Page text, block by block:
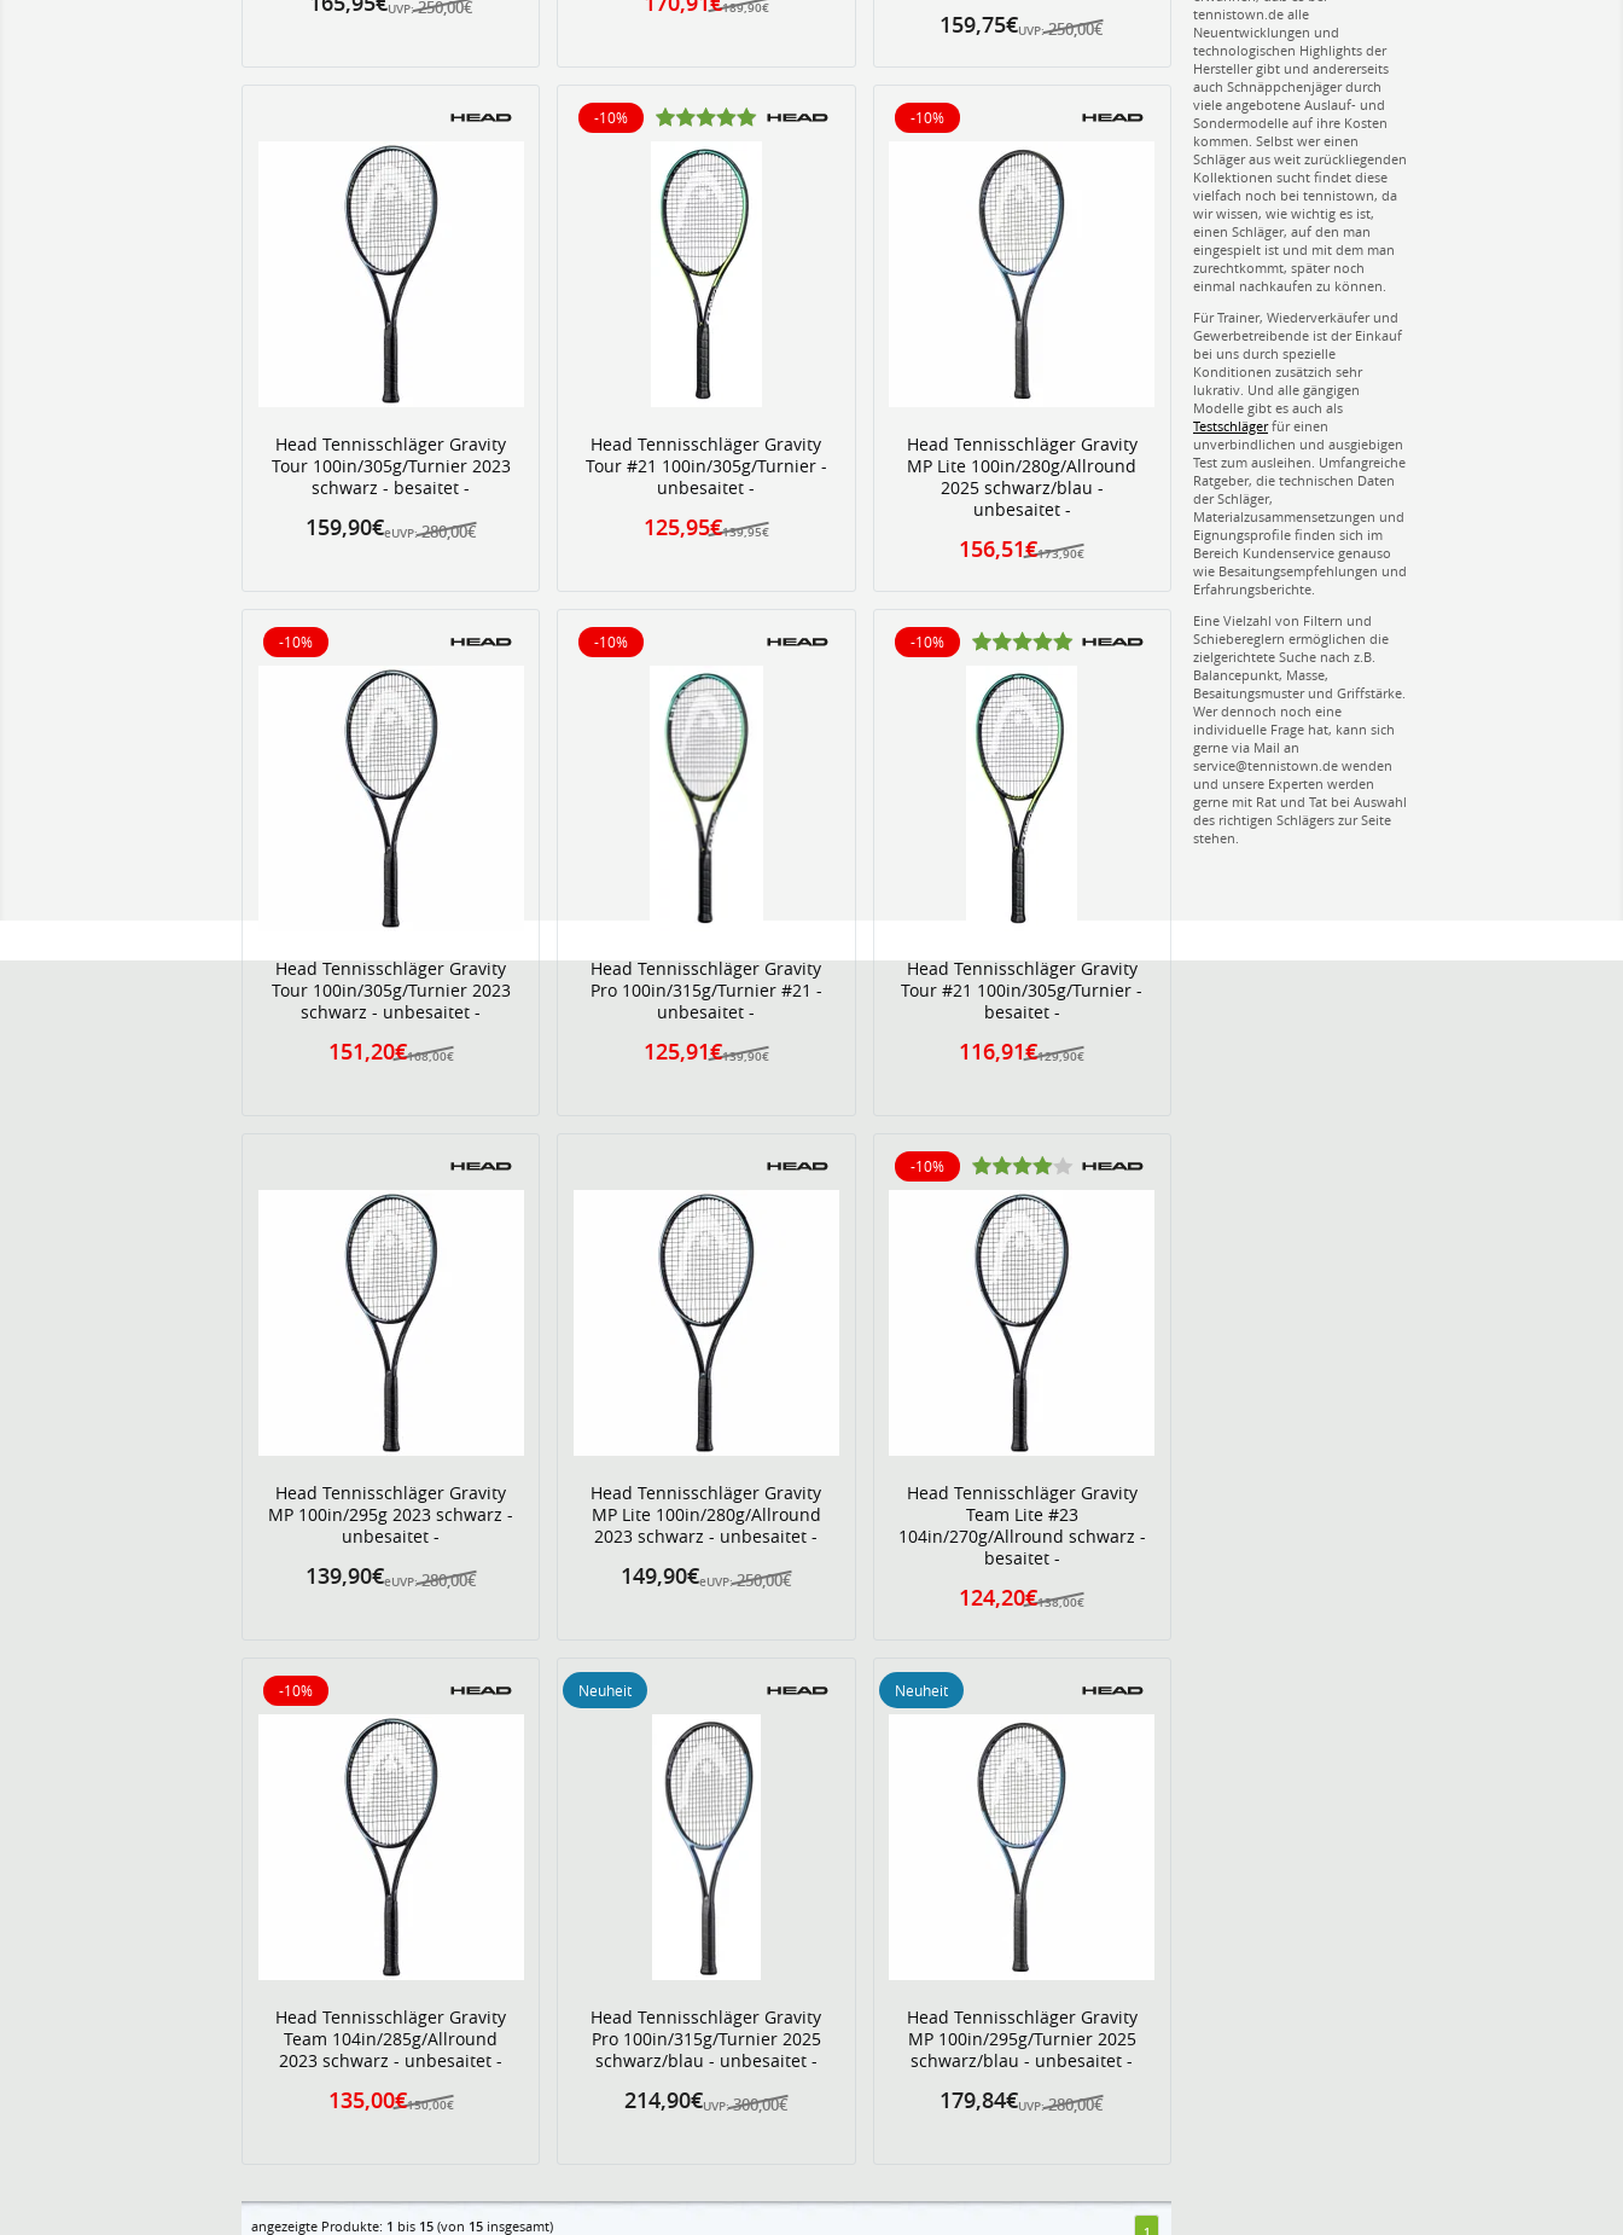
UVP: 250,00€ 189,90€
UVP: 250,00€
159,75€
Head Tennisschläger Gravity
Tour 100in/305g/Turnier 2023
schwarz - besaitet -
eUVP: 280,00€
159,90€
Head Tennisschläger Gravity
Tour #21 100in/305g/Turnier -
unbesaitet -
139,95€
125,95€
-10%
10% reduziert
Head Tennisschläger Gravity
MP Lite 100in/280g/Allround
2025 schwarz/blau -
unbesaitet -
173,90€
156,51€
-10%
10% reduziert
Head Tennisschläger Gravity
Tour 100in/305g/Turnier 2023
schwarz - unbesaitet -
168,00€
151,20€
-10%
10% reduziert
Head Tennisschläger Gravity
Pro 100in/315g/Turnier #21 -
unbesaitet -
139,90€
125,91€
-10%
10% reduziert
Head Tennisschläger Gravity
Tour #21 100in/305g/Turnier -
besaitet -
129,90€
116,91€
-10%
10% reduziert
Head Tennisschläger Gravity
MP 100in/295g 2023 schwarz -
unbesaitet -
eUVP: 280,00€
139,90€
Head Tennisschläger Gravity
MP Lite 100in/280g/Allround
2023 schwarz - unbesaitet -
eUVP: 250,00€
149,90€
Head Tennisschläger Gravity
Team Lite #23
104in/270g/Allround schwarz -
besaitet -
138,00€
124,20€
-10%
10% reduziert
Head Tennisschläger Gravity
Team 104in/285g/Allround
2023 schwarz - unbesaitet -
150,00€
135,00€
-10%
10% reduziert
Head Tennisschläger Gravity
Pro 100in/315g/Turnier 2025
schwarz/blau - unbesaitet -
UVP: 300,00€
214,90€
Neuheit
Head Tennisschläger Gravity
MP 100in/295g/Turnier 2025
schwarz/blau - unbesaitet -
UVP: 280,00€
179,84€
Neuheit
angezeigte Produkte: 1 bis 15 (von 15 insgesamt)
tennistown.de alle
Neuentwicklungen und
technologischen Highlights der
Hersteller gibt und andererseits
auch Schnäppchenjäger durch
viele angebotene Auslauf- und
Sondermodelle auf ihre Kosten
kommen. Selbst wer einen
Schläger aus weit zurückliegenden
Kollektionen sucht findet diese
vielfach noch bei tennistown, da
wir wissen, wie wichtig es ist,
einen Schläger, auf den man
eingespielt ist und mit dem man
zurechtkommt, später noch
einmal nachkaufen zu können.
Für Trainer, Wiederverkäufer und
Gewerbetreibende ist der Einkauf
bei uns durch spezielle
Konditionen zusätzich sehr
lukrativ. Und alle gängigen
Modelle gibt es auch als
Testschlägerfür einen
unverbindlichen und ausgiebigen
Test zum ausleihen. Umfangreiche
Ratgeber, die technischen Daten
der Schläger,
Materialzusammensetzungen und
Eignungsprofile finden sich im
Bereich Kundenservice genauso
wie Besaitungsempfehlungen und
Erfahrungsberichte.
Eine Vielzahl von Filtern und
Schiebereglern ermöglichen die
zielgerichtete Suche nach z.B.
Balancepunkt, Masse,
Besaitungsmuster und Griffstärke.
Wer dennoch noch eine
individuelle Frage hat, kann sich
gerne via Mail an
service@tennistown.de wenden
und unsere Experten werden
gerne mit Rat und Tat bei Auswahl
des richtigen Schlägers zur Seite
stehen.